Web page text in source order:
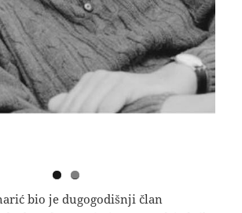
bio je dugogodišnji član